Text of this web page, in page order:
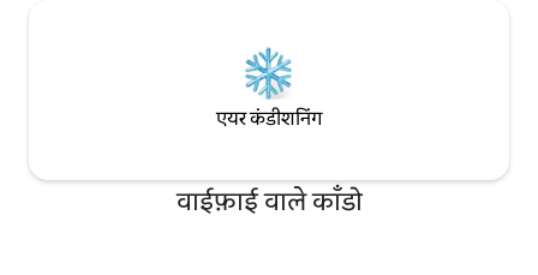
एयर कंडीशनिंग
वाईफ़ाई वाले काँडो